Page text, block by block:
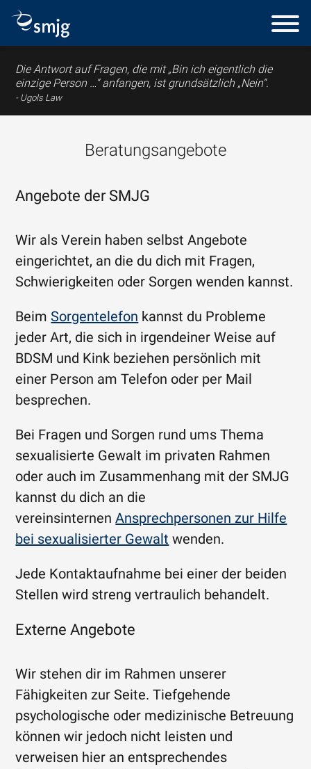
Die Antwort auf Fragen, die mit „Bin ich eigentlich die
einzige Person …“ anfangen, ist grundsätzlich „Nein“.
Ugols Law
Beratungsangebote
Angebote der SMJG
Wir als Verein haben selbst Angebote
eingerichtet, an die du dich mit Fragen,
Schwierigkeiten oder Sorgen wenden kannst.
BeimSorgentelefon kannst du Probleme
jeder Art, die sich in irgendeiner Weise auf
BDSM und Kink beziehen persönlich mit
einer Person am Telefon oder per Mail
besprechen.
Bei Fragen und Sorgen rund ums Thema
sexualisierte Gewalt im privaten Rahmen
oder auch im Zusammenhang mit der SMJG
kannst du dich an die
vereinsinternenAnsprechpersonen zur Hilfe
bei sexualisierter Gewalt wenden.
Jede Kontaktaufnahme bei einer der beiden
Stellen wird streng vertraulich behandelt.
Externe Angebote
Wir stehen dir im Rahmen unserer
Fähigkeiten zur Seite. Tiefgehende
psychologische oder medizinische Betreuung
können wir jedoch nicht leisten und
verweisen hier an entsprechendes